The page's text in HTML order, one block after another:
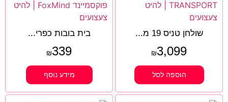
שולחן טניס 19 מ...
₪3,099
הוספה לסל
בית בובות כפרי...
₪339
מידע נוסף